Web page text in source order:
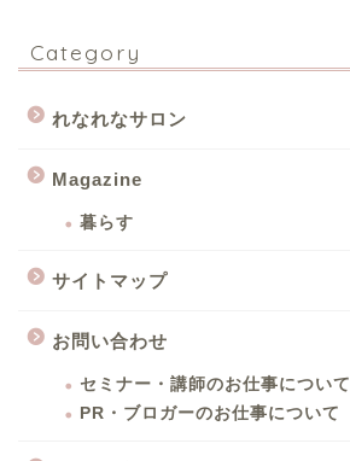
Category
れなれなサロン
Magazine
暮らす
サイトマップ
お問い合わせ
セミナー・講師のお仕事について
PR・ブロガーのお仕事について